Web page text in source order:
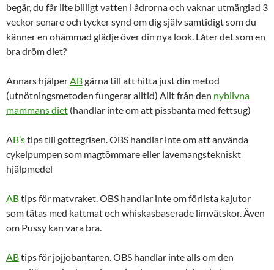
begär, du får lite billigt vatten i ådrorna och vaknar utmärglad 3
veckor senare och tycker synd om dig själv samtidigt som du
känner en ohämmad glädje över din nya look. Låter det som en
bra dröm diet?
Annars hjälper ABgärna till att hitta just din metod
(utnötningsmetoden fungerar alltid) Allt från den nyblivna
mammans diet (handlar inte om att pissbanta med fettsug)
AB’stips till gottegrisen. OBS handlar inte om att använda
cykelpumpen som magtömmare eller lavemangstekniskt
hjälpmedel
ABtips för matvraket. OBS handlar inte om förlista kajutor
som tätas med kattmat och whiskasbaserade limvätskor. Även
om Pussy kan vara bra.
ABtips för jojjobantaren. OBS handlar inte alls om den